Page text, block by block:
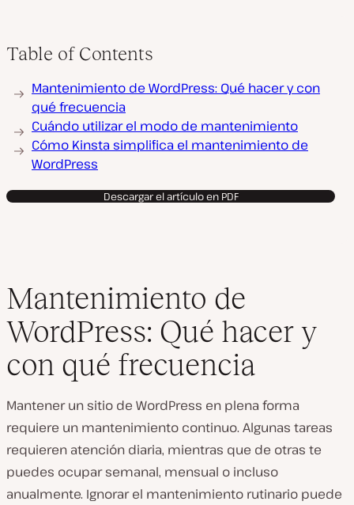
Table of Contents
Mantenimiento de WordPress: Qué hacer y con
qué frecuencia
Cuándo utilizar el modo de mantenimiento
Cómo Kinsta simplifica el mantenimiento de
WordPress
Descargar el artículo en PDF
Mantenimiento de
WordPress: Qué hacer y
con qué frecuencia
Mantener un sitio de WordPress en plena forma
requiere un mantenimiento continuo. Algunas tareas
requieren atención diaria, mientras que de otras te
puedes ocupar semanal, mensual o incluso
anualmente. Ignorar el mantenimiento rutinario puede